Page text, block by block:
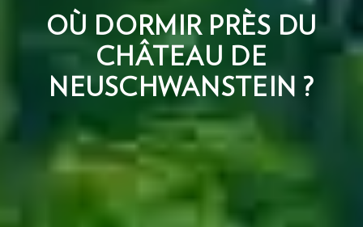
OÙ DORMIR PRÈS DU
CHÂTEAU DE
NEUSCHWANSTEIN ?